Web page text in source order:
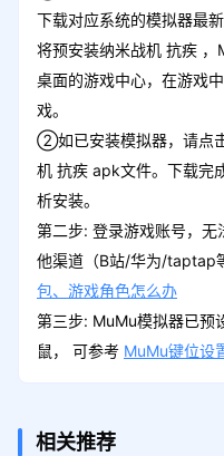
下载对应系统的模拟器最
将预安装纳米战机 抗疾
桌面的游戏中心，在游戏
戏。
②如已安装模拟器，请点
机 抗疾 apk文件。下载完
析安装。
第二步: 登录游戏账号，
他渠道（B站/华为/taptap
包、游戏角色怎么办
第三步: MuMu模拟器已预
鼠， 可参考 MuMu键位设
相关推荐